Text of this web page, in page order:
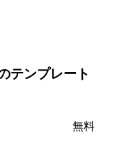
テンプレート
無料